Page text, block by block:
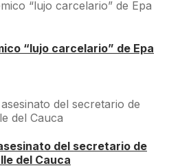
“lujo carcelario” de Epa
del secretario de
del Cauca